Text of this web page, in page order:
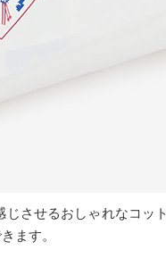
させるおしゃれなコッ
ます。